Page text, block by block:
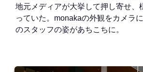
地元メディアが大挙して押し寄せ、
っていた。monakaの外観をカメラ
のスタッフの姿があちこちに。